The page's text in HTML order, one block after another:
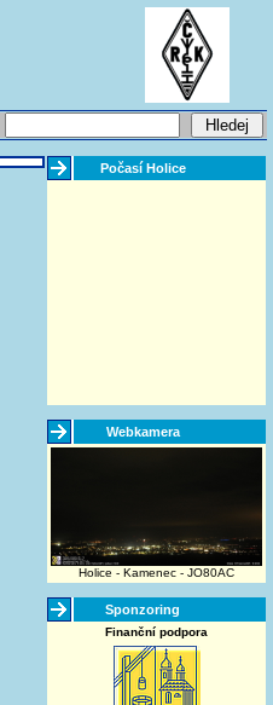
Počasí Holice
Webkamera
Holice - Kamenec - JO80AC
Sponzoring
Finanční podpora